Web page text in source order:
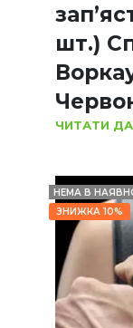
шт.)
ЧИТАТИ
НЕМА В
ЗНИЖКА 10%